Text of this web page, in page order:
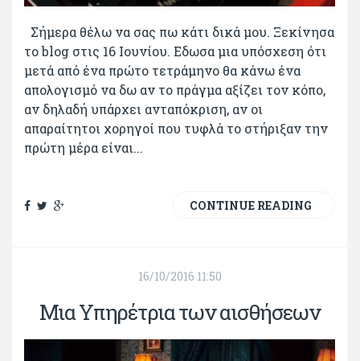
Σήμερα θέλω να σας πω κάτι δικά μου. Ξεκίνησα
το blog στις 16 Ιουνίου. Εδωσα μια υπόσχεση ότι
μετά από ένα πρώτο τετράμηνο θα κάνω ένα
απολογισμό να δω αν το πράγμα αξίζει τον κόπο,
αν δηλαδή υπάρχει ανταπόκριση, αν οι
απαραίτητοι χορηγοί που τυφλά το στήριξαν την
πρώτη μέρα είναι...
CONTINUE READING
16/10/2016 11:50
Μια Υπηρέτρια των αισθήσεων